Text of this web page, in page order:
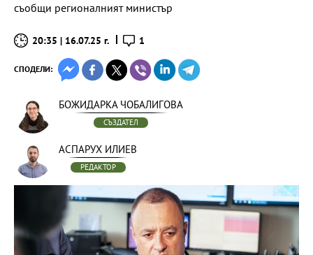
съобщи регионалният министър
20:35 | 16.07.25 г. 1
СПОДЕЛИ:
БОЖИДАРКА ЧОБАЛИГОВА
СЪЗДАТЕЛ
АСПАРУХ ИЛИЕВ
РЕДАКТОР